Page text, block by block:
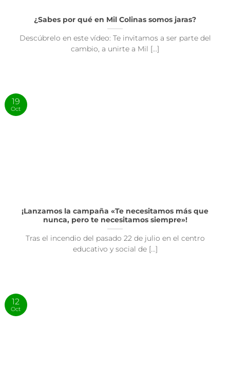
¿Sabes por qué en Mil Colinas somos jaras?
Descúbrelo en este vídeo: Te invitamos a ser parte del
cambio, a unirte a Mil [...]
¡Lanzamos la campaña «Te necesitamos más que
nunca, pero te necesitamos siempre»!
Tras el incendio del pasado 22 de julio en el centro
educativo y social de [...]
19
Oct
12
Oct